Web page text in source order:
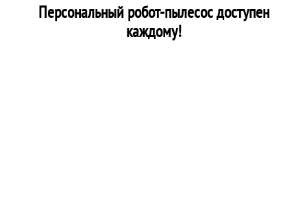
Персональный робот-пылесос доступен
каждому!